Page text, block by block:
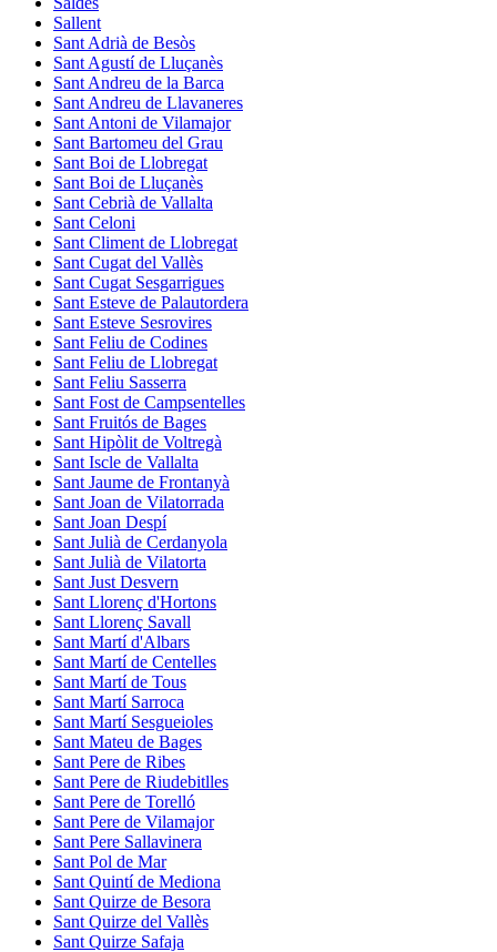
Sallent
Sant Adrià de Besòs
Sant Agustí de Lluçanès
Sant Andreu de la Barca
Sant Andreu de Llavaneres
Sant Antoni de Vilamajor
Sant Bartomeu del Grau
Sant Boi de Llobregat
Sant Boi de Lluçanès
Sant Cebrià de Vallalta
Sant Celoni
Sant Climent de Llobregat
Sant Cugat del Vallès
Sant Cugat Sesgarrigues
Sant Esteve de Palautordera
Sant Esteve Sesrovires
Sant Feliu de Codines
Sant Feliu de Llobregat
Sant Feliu Sasserra
Sant Fost de Campsentelles
Sant Fruitós de Bages
Sant Hipòlit de Voltregà
Sant Iscle de Vallalta
Sant Jaume de Frontanyà
Sant Joan de Vilatorrada
Sant Joan Despí
Sant Julià de Cerdanyola
Sant Julià de Vilatorta
Sant Just Desvern
Sant Llorenç d'Hortons
Sant Llorenç Savall
Sant Martí d'Albars
Sant Martí de Centelles
Sant Martí de Tous
Sant Martí Sarroca
Sant Martí Sesgueioles
Sant Mateu de Bages
Sant Pere de Ribes
Sant Pere de Riudebitlles
Sant Pere de Torelló
Sant Pere de Vilamajor
Sant Pere Sallavinera
Sant Pol de Mar
Sant Quintí de Mediona
Sant Quirze de Besora
Sant Quirze del Vallès
Sant Quirze Safaja